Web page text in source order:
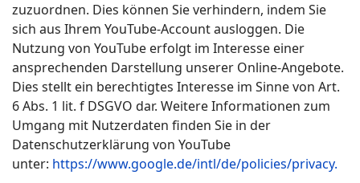
zuzuordnen. Dies können Sie verhindern, indem Sie
sich aus Ihrem YouTube-Account ausloggen. Die
Nutzung von YouTube erfolgt im Interesse einer
ansprechenden Darstellung unserer Online-Angebote.
Dies stellt ein berechtigtes Interesse im Sinne von Art.
6 Abs. 1 lit. f DSGVO dar. Weitere Informationen zum
Umgang mit Nutzerdaten finden Sie in der
Datenschutzerklärung von YouTube
unter: https://www.google.de/intl/de/policies/privacy.